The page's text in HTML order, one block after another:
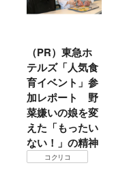
（PR）東急ホ
テルズ「人気食
育イベント」参
加レポート 野
菜嫌いの娘を変
えた「もったい
ない！」の精神
コクリコ